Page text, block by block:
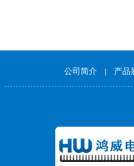
公司简介 产品